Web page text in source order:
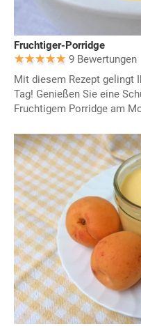
Fruchtiger-Porridge
9 Bewertungen
Mit diesem Rezept gelingt
Tag! Genießen Sie eine
Fruchtigem Porridge am